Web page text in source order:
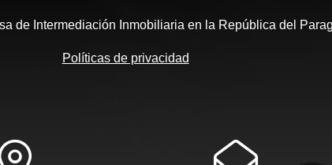
de Intermediación Inmobiliaria en la República del
Políticas de privacidad